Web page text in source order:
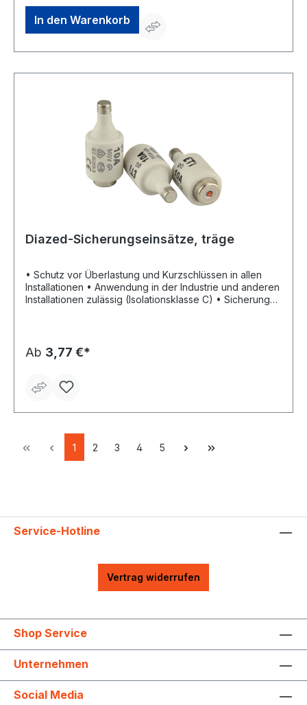
In den Warenkorb
Diazed-Sicherungseinsätze, träge
• Schutz vor Überlastung und Kurzschlüssen in allen
Installationen • Anwendung in der Industrie und anderen
Installationen zulässig (Isolationsklasse C) • Sicherung
Ab 3,77 €*
1 2 3 4 5
Service-Hotline
Vertrag widerrufen
Shop Service
Unternehmen
Social Media